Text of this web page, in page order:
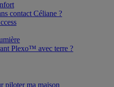
contact Céliane ?
Plexo™ avec terre ?
piloter ma maison